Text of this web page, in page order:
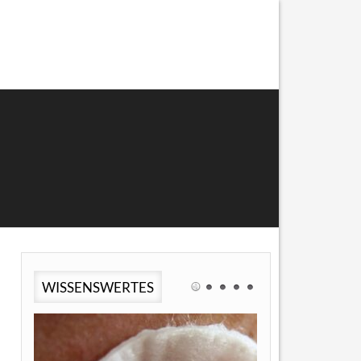
WISSENSWERTES